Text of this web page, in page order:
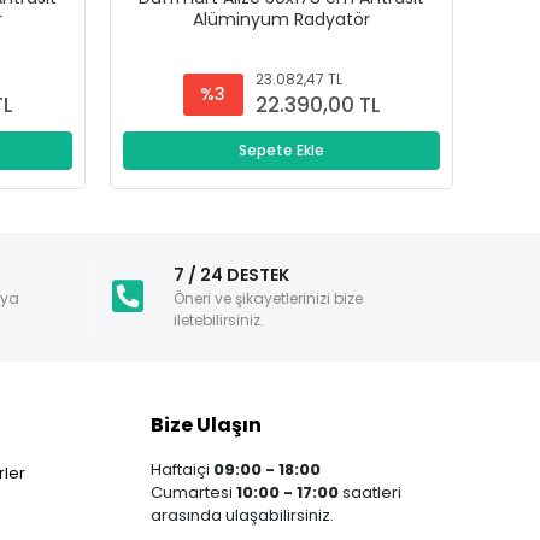
Alüminyum Radyatör
%3
23.082,47 TL
22.390,00 TL
Sepete Ekle
7 / 24 DESTEK
Öneri ve şikayetlerinizi bize
iletebilirsiniz.
Bize Ulaşın
Haftaiçi 09:00 - 18:00
Cumartesi 10:00 - 17:00saatleri
arasında ulaşabilirsiniz.